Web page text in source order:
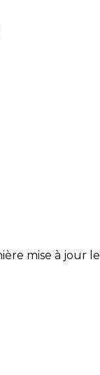
mise à jour le